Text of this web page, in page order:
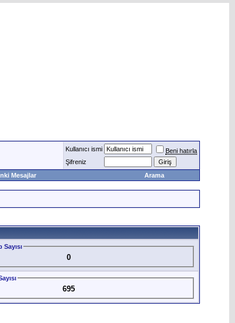
Kullanıcı ismi
Beni hatırla
Şifreniz
Mesajlar Arama
0
695